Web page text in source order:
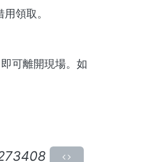
領取。
可離開現場。如